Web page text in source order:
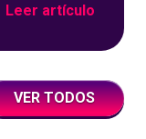
porque es
Leer artículo
VER TODOS